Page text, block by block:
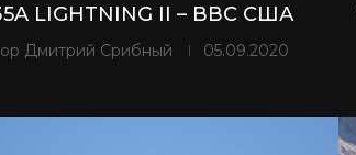
LIGHTNING II – ВВС США
Дмитрий Срибный 05.09.2020